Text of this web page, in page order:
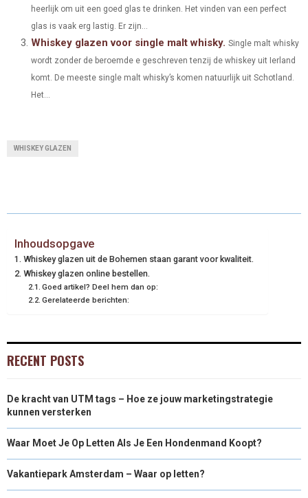
O
T
E
R
O
N
O
O
K
O
R
S
T
O
D
N
O
heerlijk om uit een goed glas te drinken. Het vinden van een perfect
glas is vaak erg lastig. Er zijn...
Whiskey glazen voor single malt whisky. Single malt whisky
wordt zonder de beroemde e geschreven tenzij de whiskey uit Ierland
komt. De meeste single malt whisky’s komen natuurlijk uit Schotland.
Het...
WHISKEY GLAZEN
Inhoudsopgave
Whiskey glazen uit de Bohemen staan garant voor kwaliteit.
Whiskey glazen online bestellen.
Goed artikel? Deel hem dan op:
Gerelateerde berichten:
RECENT POSTS
De kracht van UTM tags – Hoe ze jouw marketingstrategie
kunnen versterken
Waar Moet Je Op Letten Als Je Een Hondenmand Koopt?
Vakantiepark Amsterdam – Waar op letten?